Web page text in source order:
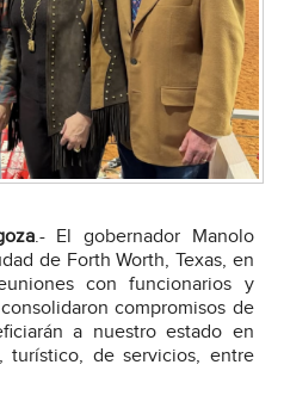
.- El gobernador Manolo
de Forth Worth, Texas, en
con funcionarios y
compromisos de
a nuestro estado en
turístico, de servicios, entre